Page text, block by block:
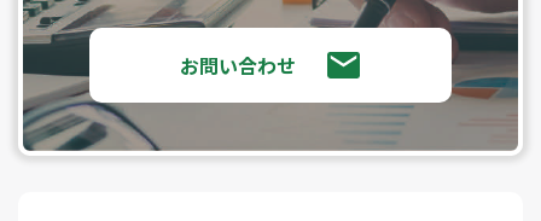
お問い合わせ